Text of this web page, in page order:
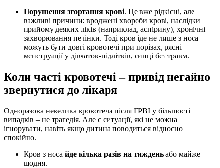
Порушення згортання крові. Це вже рідкісні, але
важливі причини: вроджені хвороби крові, наслідки
прийому деяких ліків (наприклад, аспірину), хронічні
захворювання печінки. Тоді кров іде не лише з носа –
можуть бути довгі кровотечі при порізах, рясні
менструації у дівчаток-підлітків, синці без травм.
Коли часті кровотечі – привід негайно
звернутися до лікаря
Одноразова невелика кровотеча після ГРВІ у більшості
випадків – не трагедія. Але є ситуації, які не можна
ігнорувати, навіть якщо дитина поводиться відносно
спокійно.
Кров з носа йде кілька разів на тиждень або майже
щодня.